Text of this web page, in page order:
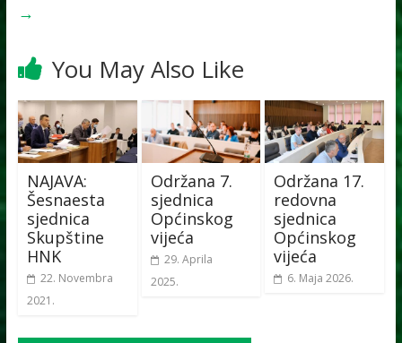
→
You May Also Like
NAJAVA:
Šesnaesta
sjednica
Skupštine
HNK
22. Novembra
2021.
Održana 7.
sjednica
Općinskog
vijeća
29. Aprila
2025.
Održana 17.
redovna
sjednica
Općinskog
vijeća
6. Maja 2026.